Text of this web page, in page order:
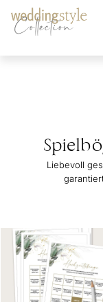
Collection
Liebevoll